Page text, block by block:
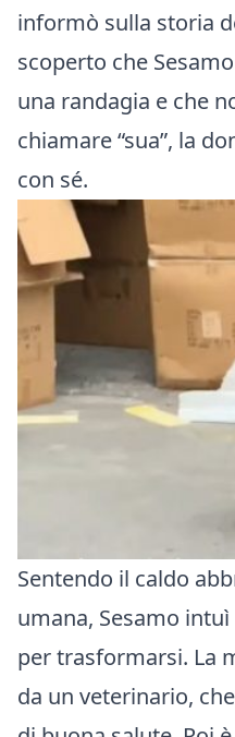
informò sulla storia
scoperto che
una randagia e che
chiamare “sua”, la
con sé.
Sentendo il caldo
umana, Sesamo
per trasformarsi. La
da un veterinario,